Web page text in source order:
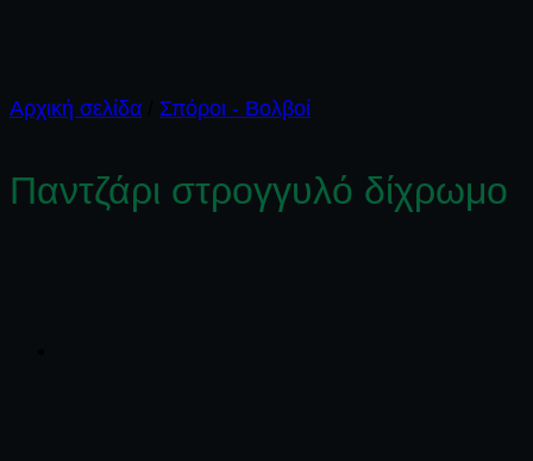
Αρχική σελίδα Σπόροι - Βολβοί
Παντζάρι στρογγυλό δίχρωμο